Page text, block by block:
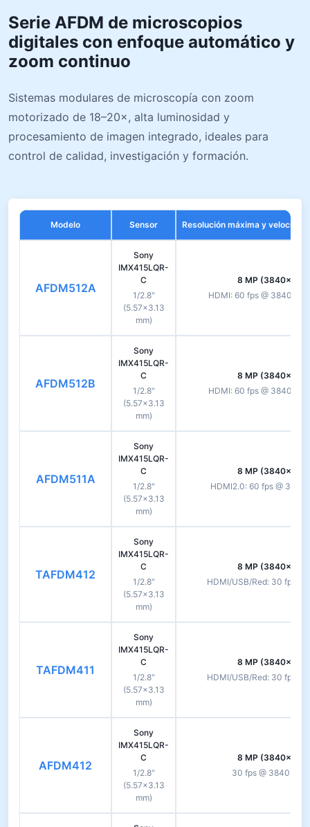
Serie AFDM de microscopios
digitales con enfoque automático y
zoom continuo
Sistemas modulares de microscopía con zoom
motorizado de 18–20×, alta luminosidad y
procesamiento de imagen integrado, ideales para
control de calidad, investigación y formación.
Modelo Sensor Resolución máxima y
AFDM512A
Sony
IMX415LQR-
C
1/2.8"
(5.57×3.13
mm)
8 MP
HDMI: 60 fps @
AFDM512B
Sony
IMX415LQR-
C
1/2.8"
(5.57×3.13
mm)
8 MP
HDMI: 60 fps @
AFDM511A
Sony
IMX415LQR-
C
1/2.8"
(5.57×3.13
mm)
8 MP
HDMI2.0: 60 fps @
TAFDM412
Sony
IMX415LQR-
C
1/2.8"
(5.57×3.13
mm)
8 MP
HDMI/USB/Red: 30 fps @
TAFDM411
Sony
IMX415LQR-
C
1/2.8"
(5.57×3.13
mm)
8 MP
HDMI/USB/Red: 30 fps @
AFDM412
Sony
IMX415LQR-
C
1/2.8"
(5.57×3.13
mm)
8 MP
30 fps @